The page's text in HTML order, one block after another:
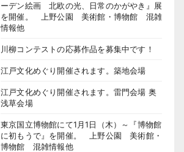
ーデン絵画 北欧の光、日常のかがやき』展
を開催。 上野公園 美術館・博物館 混雑
情報他
川柳コンテストの応募作品を募集中です！
江戸文化めぐり開催されます。築地会場
江戸文化めぐり開催されます。雷門会場 奥
浅草会場
東京国立博物館にて1月1日（木）～『博物館
に初もうで』を開催。 上野公園 美術館・
博物館 混雑情報他